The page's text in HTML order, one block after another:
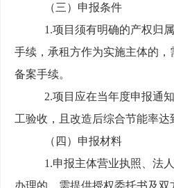
（三）申报条件
1.项目须有明确的产权归
手续 ，承租方作为实施主体的，
备案手续。
2.项目应在当年度申报通
工验收，且改造后综合节能率达
（四）申报材料
1.申报主体营业执照、法